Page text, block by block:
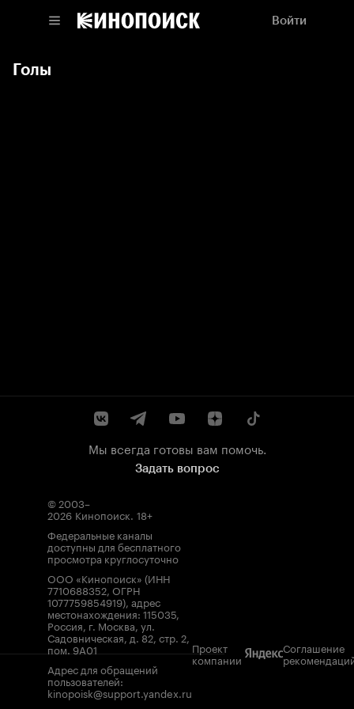
Войти
Голы
Мы всегда готовы вам помочь.
Задать вопрос
© 2003–
2026 Кинопоиск. 18+
Федеральные каналы
доступны для бесплатного
просмотра круглосуточно
ООО «Кинопоиск» (ИНН
7710688352, ОГРН
1077759854919), адрес
местонахождения: 115035,
Россия, г. Москва, ул.
Садовническая, д. 82, стр. 2,
пом. 9А01
Адрес для обращений
пользователей:
kinopoisk@support.yandex.ru
Проект
компании
Соглашение